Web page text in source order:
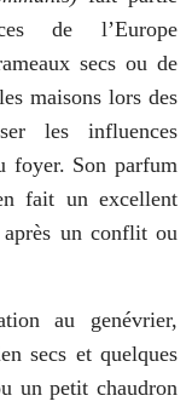
de l’Europe
secs ou de
maisons lors des
les influences
foyer. Son parfum
fait un excellent
un conflit ou
au genévrier,
secs et quelques
un petit chaudron